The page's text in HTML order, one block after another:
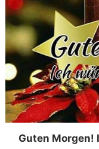
Guten Morgen!